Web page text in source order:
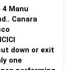
or exit
one